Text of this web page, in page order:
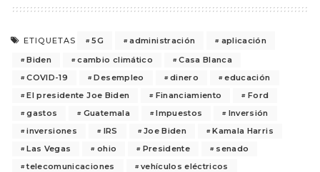
ETIQUETAS 5G administración
aplicación
Biden
cambio climático
Casa Blanca
COVID-19
Desempleo dinero
educación
El presidente Joe Biden
Financiamiento
Ford
gastos
Guatemala Impuestos
Inversión
inversiones
IRS Joe Biden
Kamala Harris
Las Vegas
ohio Presidente
senado
telecomunicaciones
vehículos eléctricos